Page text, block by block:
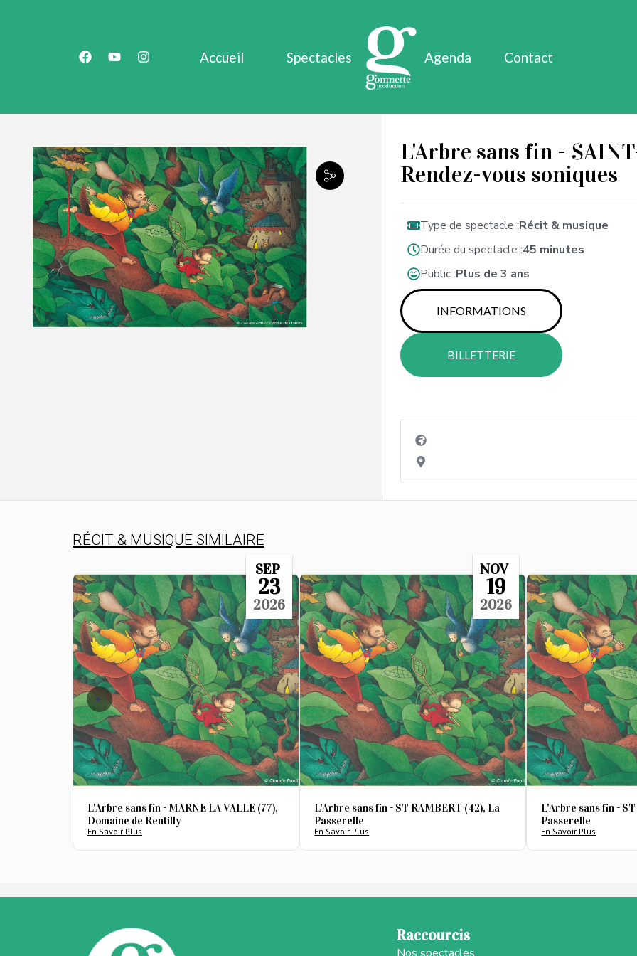
Accueil Spectacles Agenda Contact
L'Arbre sans fin -
Rendez-vous soniques
Type de spectacle :Récit & musique
Durée du spectacle :45 minutes
Public :Plus de 3 ans
INFORMATIONS
BILLETTERIE
RÉCIT & MUSIQUE SIMILAIRE
SEP
23
2026
L'Arbre sans fin - MARNE LA VALLE (77),
Domaine de Rentilly
En Savoir Plus
NOV
19
2026
L'Arbre sans fin - ST RAMBERT (42), La
Passerelle
En Savoir Plus
L'Arbre sans fin -
Passerelle
En Savoir Plus
Raccourcis
Nos spectacles